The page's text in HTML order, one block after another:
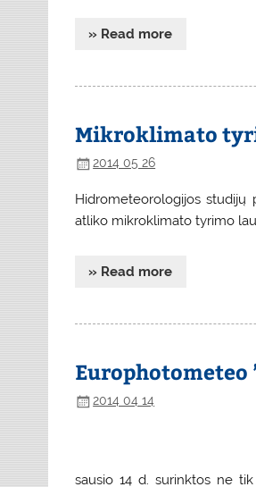
» Read more
Mikroklimato
2014 05 26
Hidrometeorologijos studijų
atliko mikroklimato tyrimo
» Read more
Europhotometeo
2014 04 14
sausio 14 d. surinktos ne